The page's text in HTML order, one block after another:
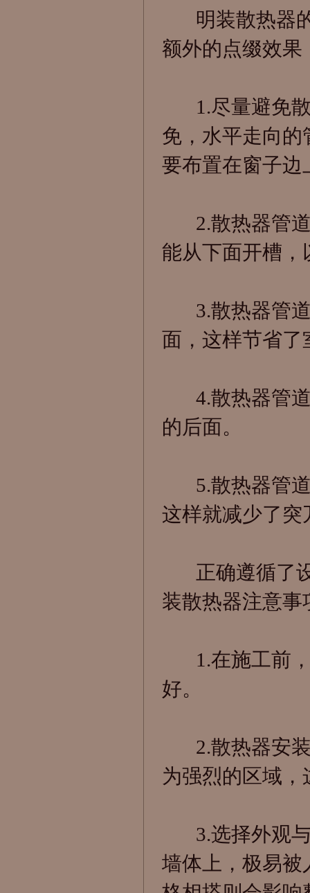
明装散热器的
额外的点缀效果
1.尽量避免散
免，水平走向
要布置在窗子边
2.散热器管道
能从下面开槽，
3.散热器管道
面，这样节省了
4.散热器管道
的后面。
5.散热器管道
这样就减少了突
正确遵循了设
装散热器注意事
1.在施工前，
好。
2.散热器安装
为强烈的区域
3.选择外观与
墙体上，极易被